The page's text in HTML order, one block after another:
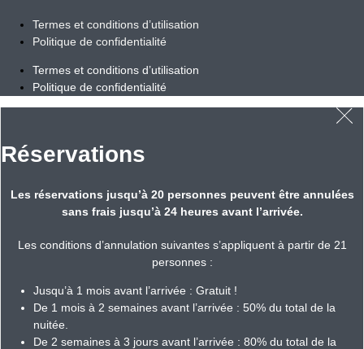
Termes et conditions d’utilisation
Politique de confidentialité
Termes et conditions d’utilisation
Politique de confidentialité
Réservations
Les réservations jusqu’à 20 personnes peuvent être annulées
sans frais jusqu’à 24 heures avant l’arrivée.
Les conditions d’annulation suivantes s’appliquent à partir de 21
personnes :
Jusqu’à 1 mois avant l’arrivée : Gratuit !
De 1 mois à 2 semaines avant l’arrivée : 50% du total de la
nuitée.
De 2 semaines à 3 jours avant l’arrivée : 80% du total de la